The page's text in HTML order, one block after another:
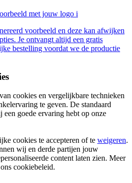
met jouw logo i
voorbeeld en deze kan afwijken
Je ontvangt altijd een gratis
bestelling voordat we de productie
cookies en vergelijkbare technieken
te geven. De standaard
goede ervaring hebt op onze
cookies te accepteren of te weigeren.
wij en derde partijen jouw
content laten zien. Meer
cookiebeleid.